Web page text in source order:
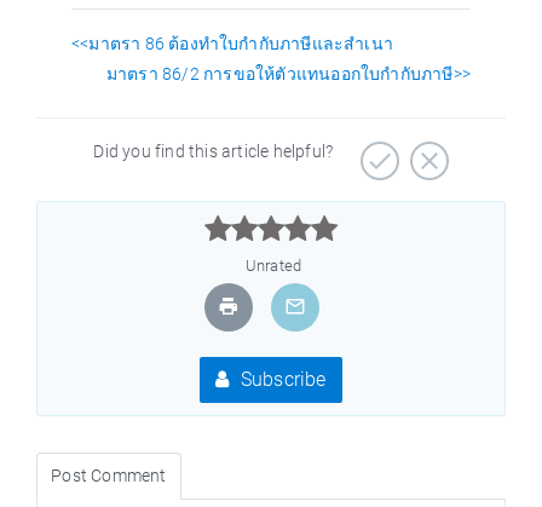
<<มาตรา 86 ต้องทำใบกำกับภาษีและสำเนา
มาตรา 86/2 การขอให้ตัวแทนออกใบกำกับภาษี>>
Did you find this article helpful?



Unrated
Subscribe
Post Comment